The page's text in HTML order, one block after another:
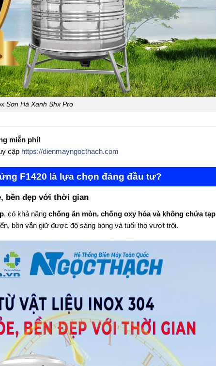
Sơn Hà Xanh Shx Pro
miễn phí!
cập https://dienmayngocthach.com
F1420 là lựa chọn đáng đầu tư?
bền đẹp với thời gian
, có khả năng chống ăn mòn, chống oxy hóa và không chứa tạp
bồn vẫn giữ được độ sáng bóng và tuổi thọ vượt trội.